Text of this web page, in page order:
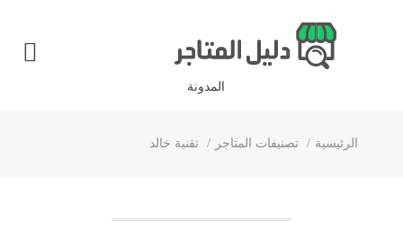
المدونة
الرئيسية تصنيفات المتاجر تقنية خالد